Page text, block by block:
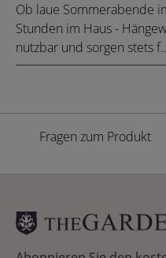
Ob laue Sommerabende
Stunden im Haus -
nutzbar und sorgen stets
Fragen zum Produkt